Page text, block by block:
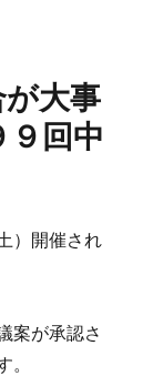
大事
回中
）開催され
案が承認さ